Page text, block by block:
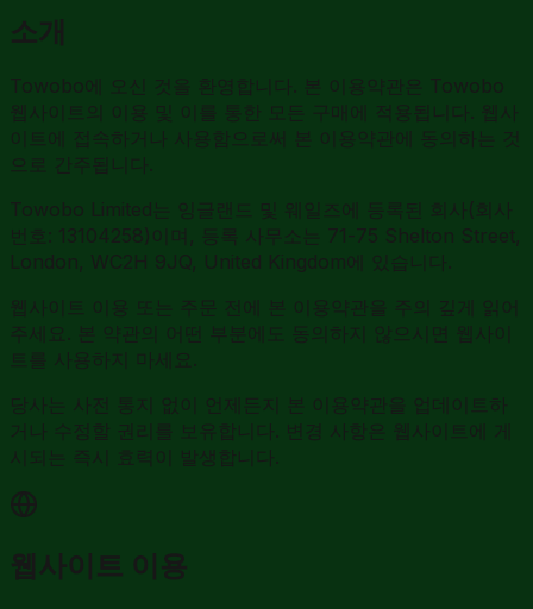
소개
Towobo에 오신 것을 환영합니다. 본 이용약관은 Towobo
웹사이트의 이용 및 이를 통한 모든 구매에 적용됩니다. 웹사
이트에 접속하거나 사용함으로써 본 이용약관에 동의하는 것
으로 간주됩니다.
Towobo Limited는 잉글랜드 및 웨일즈에 등록된 회사(회사
번호: 13104258)이며, 등록 사무소는 71-75 Shelton Street,
London, WC2H 9JQ, United Kingdom에 있습니다.
웹사이트 이용 또는 주문 전에 본 이용약관을 주의 깊게 읽어
주세요. 본 약관의 어떤 부분에도 동의하지 않으시면 웹사이
트를 사용하지 마세요.
당사는 사전 통지 없이 언제든지 본 이용약관을 업데이트하
거나 수정할 권리를 보유합니다. 변경 사항은 웹사이트에 게
시되는 즉시 효력이 발생합니다.
웹사이트 이용